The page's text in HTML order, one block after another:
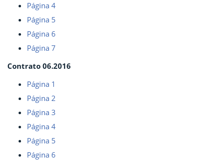
Página 4
Página 5
Página 6
Página 7
Contrato 06.2016
Página 1
Página 2
Página 3
Página 4
Página 5
Página 6